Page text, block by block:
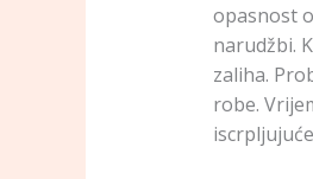
opasnost
narudžbi.
zaliha.
robe.